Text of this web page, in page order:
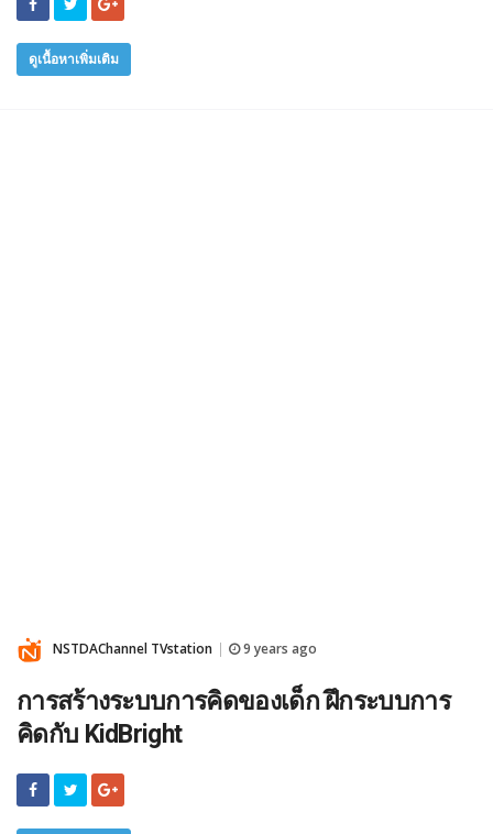
ดูเนื้อหาเพิ่มเติม
NSTDAChannel TVstation 9 years ago
การสร้างระบบการคิดของเด็ก ฝึกระบบการ
คิดกับ KidBright